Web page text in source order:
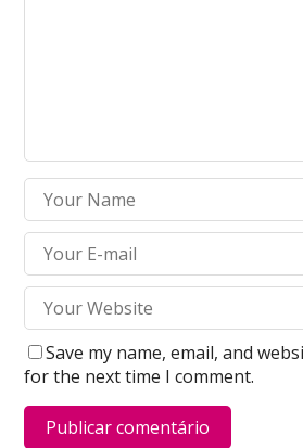
Save my name, email, and
for the next time I comment.